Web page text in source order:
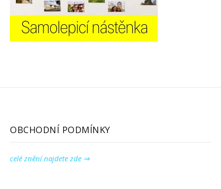
OBCHODNÍ PODMÍNKY
celé znění najdete zde ⇒